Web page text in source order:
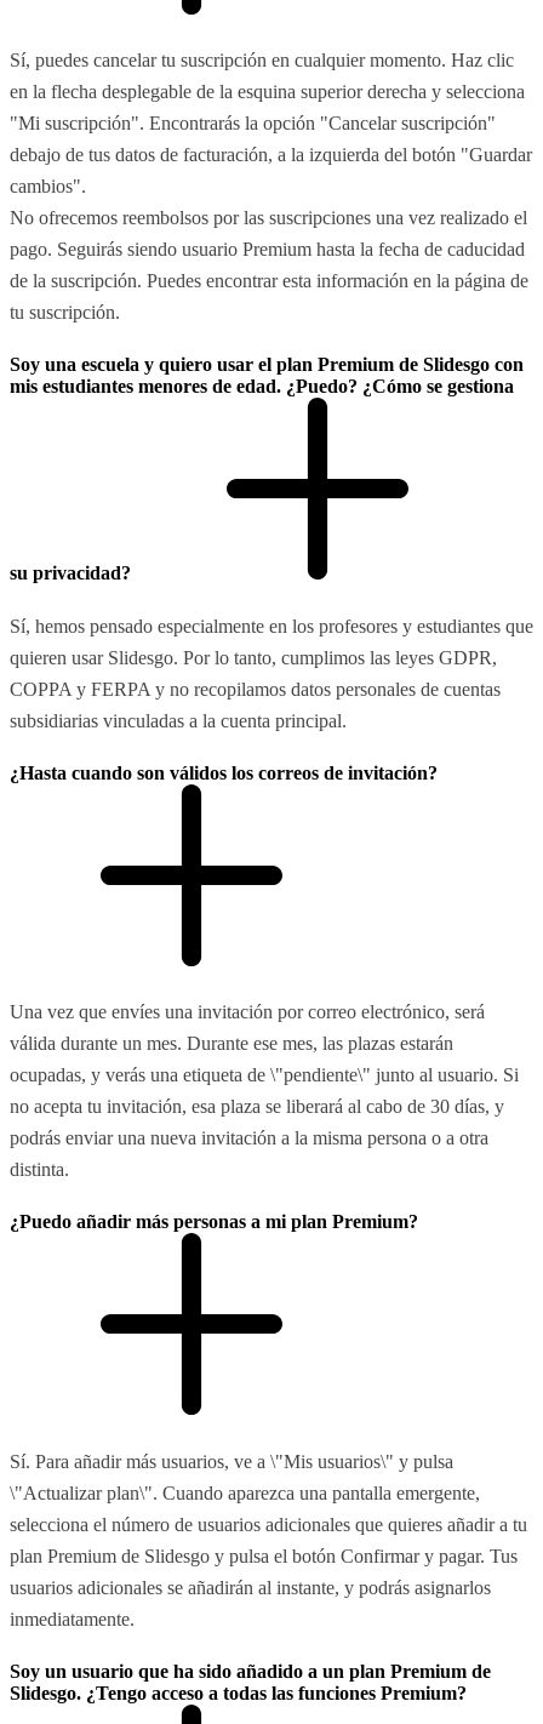
Sí, puedes cancelar tu suscripción en cualquier momento. Haz clic
en la flecha desplegable de la esquina superior derecha y selecciona
"Mi suscripción". Encontrarás la opción "Cancelar suscripción"
debajo de tus datos de facturación, a la izquierda del botón "Guardar
cambios".
No ofrecemos reembolsos por las suscripciones una vez realizado el
pago. Seguirás siendo usuario Premium hasta la fecha de caducidad
de la suscripción. Puedes encontrar esta información en la página de
tu suscripción.
Soy una escuela y quiero usar el plan Premium de Slidesgo con
mis estudiantes menores de edad. ¿Puedo? ¿Cómo se gestiona
su privacidad?
Sí, hemos pensado especialmente en los profesores y estudiantes que
quieren usar Slidesgo. Por lo tanto, cumplimos las leyes GDPR,
COPPA y FERPA y no recopilamos datos personales de cuentas
subsidiarias vinculadas a la cuenta principal.
¿Hasta cuando son válidos los correos de invitación?
Una vez que envíes una invitación por correo electrónico, será
válida durante un mes. Durante ese mes, las plazas estarán
ocupadas, y verás una etiqueta de \"pendiente\" junto al usuario. Si
no acepta tu invitación, esa plaza se liberará al cabo de 30 días, y
podrás enviar una nueva invitación a la misma persona o a otra
distinta.
¿Puedo añadir más personas a mi plan Premium?
Sí. Para añadir más usuarios, ve a \"Mis usuarios\" y pulsa
\"Actualizar plan\". Cuando aparezca una pantalla emergente,
selecciona el número de usuarios adicionales que quieres añadir a tu
plan Premium de Slidesgo y pulsa el botón Confirmar y pagar. Tus
usuarios adicionales se añadirán al instante, y podrás asignarlos
inmediatamente.
Soy un usuario que ha sido añadido a un plan Premium de
Slidesgo. ¿Tengo acceso a todas las funciones Premium?